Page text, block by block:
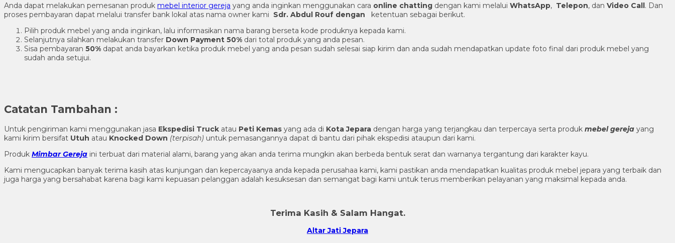
Anda dapat melakukan pemesanan produk mebel interior gereja yang anda inginkan menggunakan cara online chatting dengan kami melalui WhatsApp, Telepon, dan Video Call. Dan
proses pembayaran dapat melalui transfer bank lokal atas nama owner kami Sdr. Abdul Rouf dengan ketentuan sebagai berikut.
Pilih produk mebel yang anda inginkan, lalu informasikan nama barang berseta kode produknya kepada kami.
Selanjutnya silahkan melakukan transfer Down Payment 50% dari total produk yang anda pesan.
Sisa pembayaran 50% dapat anda bayarkan ketika produk mebel yang anda pesan sudah selesai siap kirim dan anda sudah mendapatkan update foto final dari produk mebel yang
sudah anda setujui.
Catatan Tambahan :
Untuk pengiriman kami menggunakan jasa Ekspedisi Truck atau Peti Kemas yang ada di Kota Jepara dengan harga yang terjangkau dan terpercaya serta produk mebel gereja yang
kami kirim bersifat Utuh atau Knocked Down (terpisah) untuk pemasangannya dapat di bantu dari pihak ekspedisi ataupun dari kami.
Produk Mimbar Gereja ini terbuat dari material alami, barang yang akan anda terima mungkin akan berbeda bentuk serat dan warnanya tergantung dari karakter kayu.
Kami mengucapkan banyak terima kasih atas kunjungan dan kepercayaanya anda kepada perusahaa kami, kami pastikan anda mendapatkan kualitas produk mebel jepara yang terbaik dan
juga harga yang bersahabat karena bagi kami kepuasan pelanggan adalah kesuksesan dan semangat bagi kami untuk terus memberikan pelayanan yang maksimal kepada anda.
Terima Kasih & Salam Hangat.
Altar Jati Jepara